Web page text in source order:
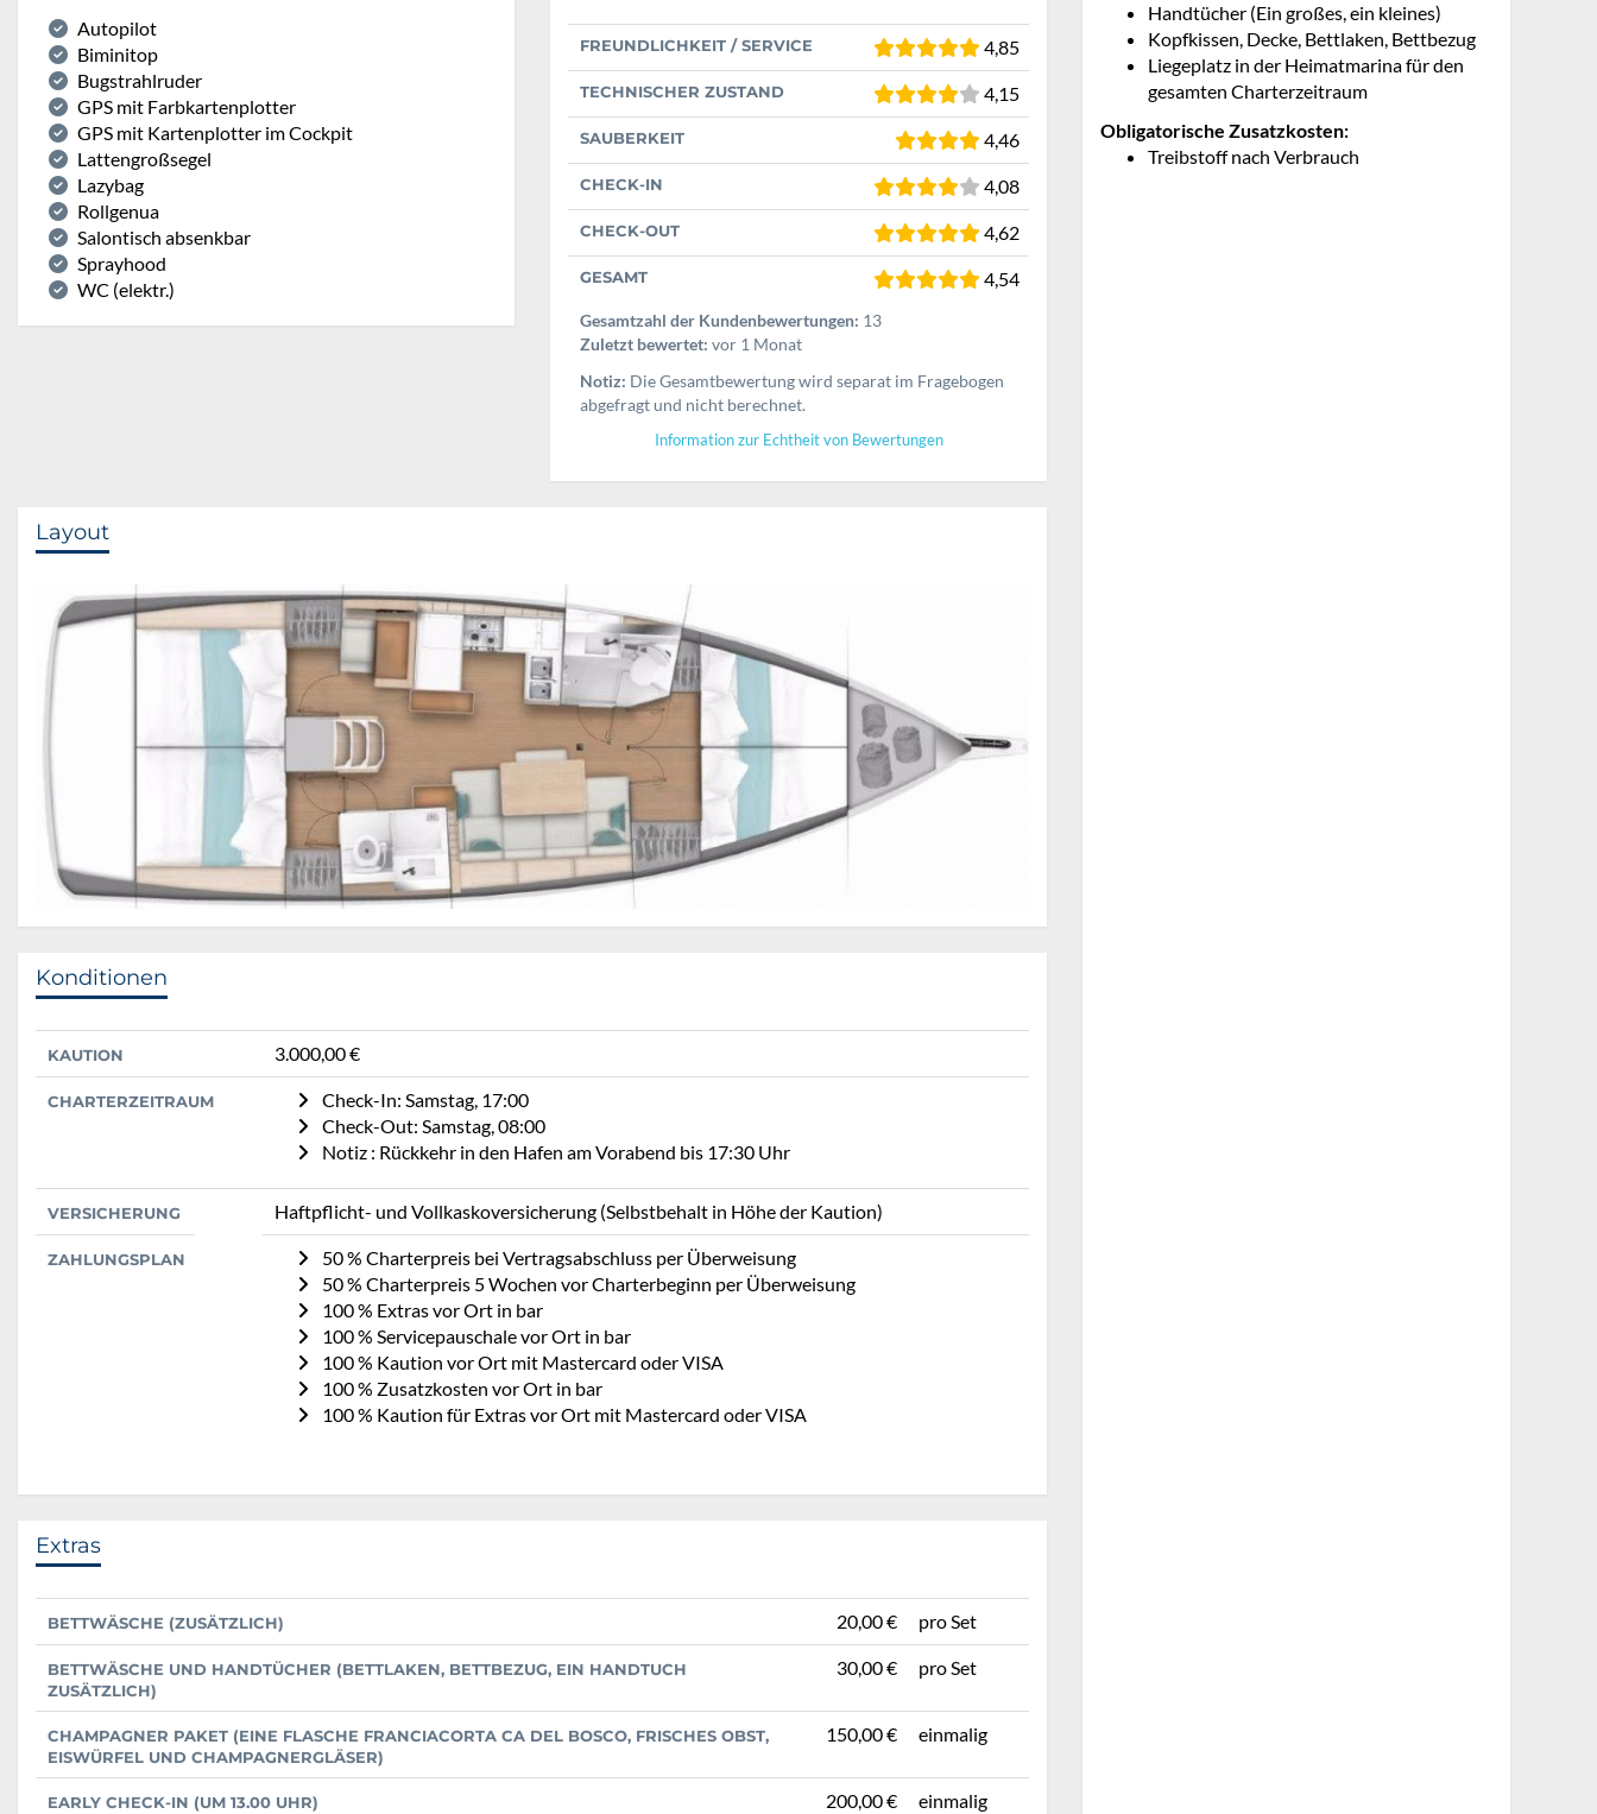
Autopilot
Biminitop
Bugstrahlruder
GPS mit Farbkartenplotter
GPS mit Kartenplotter im Cockpit
Lattengroßsegel
Lazybag
Rollgenua
Salontisch absenkbar
Sprayhood
WC (elektr.)
FREUNDLICHKEIT / SERVICE 4,85
TECHNISCHER ZUSTAND 4,15
SAUBERKEIT 4,46
CHECK-IN 4,08
CHECK-OUT 4,62
GESAMT 4,54
Gesamtzahl der Kundenbewertungen: 13
Zuletzt bewertet: vor 1 Monat
Notiz: Die Gesamtbewertung wird separat im Fragebogen
abgefragt und nicht berechnet.
Information zur Echtheit von Bewertungen
Layout
Konditionen
KAUTION 3.000,00 €
CHARTERZEITRAUM
Check-In: Samstag, 17:00
Check-Out: Samstag, 08:00
Notiz : Rückkehr in den Hafen am Vorabend bis 17:30 Uhr
VERSICHERUNG Haftpflicht- und Vollkaskoversicherung (Selbstbehalt in Höhe der Kaution)
ZAHLUNGSPLAN
50 % Charterpreis bei Vertragsabschluss per Überweisung
50 % Charterpreis 5 Wochen vor Charterbeginn per Überweisung
100 % Extras vor Ort in bar
100 % Servicepauschale vor Ort in bar
100 % Kaution vor Ort mit Mastercard oder VISA
100 % Zusatzkosten vor Ort in bar
100 % Kaution für Extras vor Ort mit Mastercard oder VISA
Extras
BETTWÄSCHE (ZUSÄTZLICH) 20,00 € pro Set
BETTWÄSCHE UND HANDTÜCHER (BETTLAKEN, BETTBEZUG, EIN HANDTUCH
ZUSÄTZLICH)
30,00 € pro Set
CHAMPAGNER PAKET (EINE FLASCHE FRANCIACORTA CA DEL BOSCO, FRISCHES OBST,
EISWÜRFEL UND CHAMPAGNERGLÄSER)
150,00 € einmalig
EARLY CHECK-IN (UM 13.00 UHR) 200,00 € einmalig
Handtücher (Ein großes, ein kleines)
Kopfkissen, Decke, Bettlaken, Bettbezug
Liegeplatz in der Heimatmarina für den
gesamten Charterzeitraum
Obligatorische Zusatzkosten:
Treibstoff nach Verbrauch